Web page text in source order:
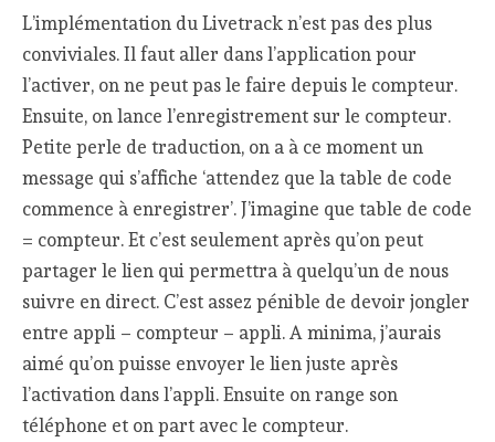
L’implémentation du Livetrack n’est pas des plus
conviviales. Il faut aller dans l’application pour
l’activer, on ne peut pas le faire depuis le compteur.
Ensuite, on lance l’enregistrement sur le compteur.
Petite perle de traduction, on a à ce moment un
message qui s’affiche ‘attendez que la table de code
commence à enregistrer’. J’imagine que table de code
= compteur. Et c’est seulement après qu’on peut
partager le lien qui permettra à quelqu’un de nous
suivre en direct. C’est assez pénible de devoir jongler
entre appli – compteur – appli. A minima, j’aurais
aimé qu’on puisse envoyer le lien juste après
l’activation dans l’appli. Ensuite on range son
téléphone et on part avec le compteur.